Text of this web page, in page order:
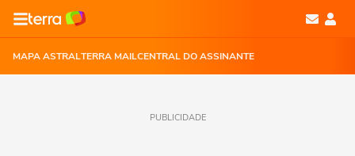
MAPA ASTRALTERRA MAILCENTRAL DO ASSINANTE
PUBLICIDADE